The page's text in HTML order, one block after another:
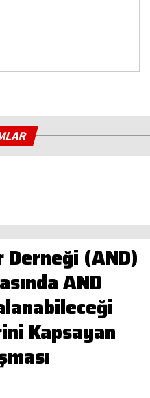
(AND)
AND
Kapsayan